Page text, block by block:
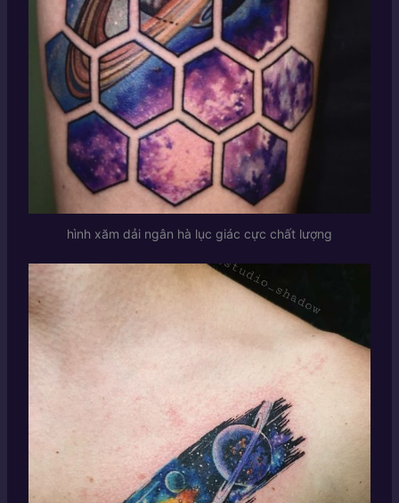
hình xăm dải ngân hà lục giác cực chất lượng